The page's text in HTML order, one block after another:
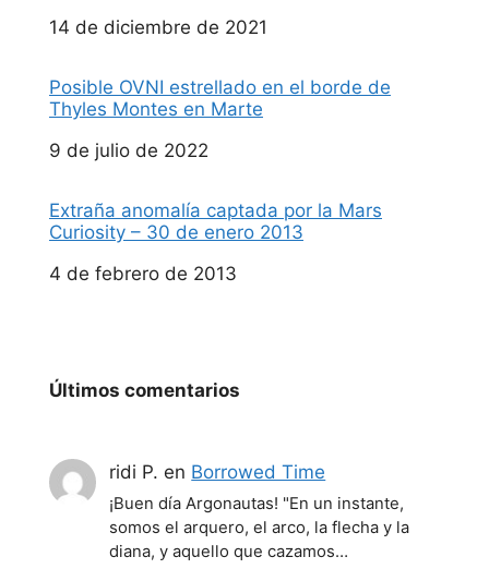
Fecha
14 de diciembre de 2021
Posible OVNI estrellado en el borde de
Thyles Montes en Marte
Fecha
9 de julio de 2022
Extraña anomalía captada por la Mars
Curiosity – 30 de enero 2013
Fecha
4 de febrero de 2013
Últimos comentarios
ridi P. en Borrowed Time
¡Buen día Argonautas! "En un instante,
somos el arquero, el arco, la flecha y la
diana, y aquello que cazamos…